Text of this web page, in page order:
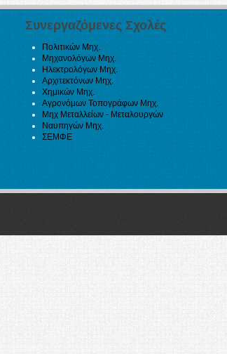
Συνεργαζόμενες Σχολές
Πολιτικών Μηχ.
Μηχανολόγων Μηχ.
Ηλεκτρολόγων Μηχ.
Αρχιτεκτόνων Μηχ.
Χημικών Μηχ.
Αγρονόμων Τοπογράφων Μηχ.
Μηχ Μεταλλείων - Μεταλουργών
Ναυπηγών Μηχ.
ΣΕΜΦΕ